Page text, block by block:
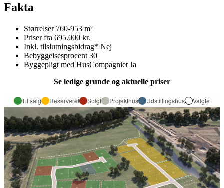
Fakta
Størrelser 760-953 m²
Priser fra 695.000 kr.
Inkl. tilslutningsbidrag* Nej
Bebyggelsesprocent 30
Byggepligt med HusCompagniet Ja
Se ledige grunde og aktuelle priser